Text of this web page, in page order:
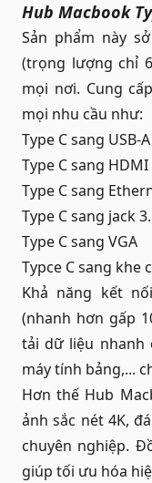
Hub Macbook
Sản phẩm này
(trọng lượng chỉ
mọi nơi. Cung
mọi nhu cầu như:
Type C sang USB-A
Type C sang HDMI
Type C sang
Type C sang jack
Type C sang VGA
Typce C sang khe
Khả năng kết
(nhanh hơn gấp
tải dữ liệu nhanh
máy tính bảng,...
Hơn thế Hub
ảnh sắc nét 4K,
chuyên nghiệp.
giúp tối ưu hóa